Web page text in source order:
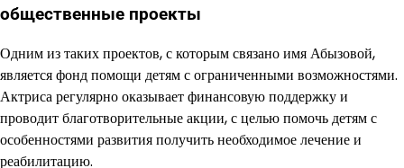
общественные проекты
Одним из таких проектов, с которым связано имя Абызовой,
является фонд помощи детям с ограниченными возможностями.
Актриса регулярно оказывает финансовую поддержку и
проводит благотворительные акции, с целью помочь детям с
особенностями развития получить необходимое лечение и
реабилитацию.